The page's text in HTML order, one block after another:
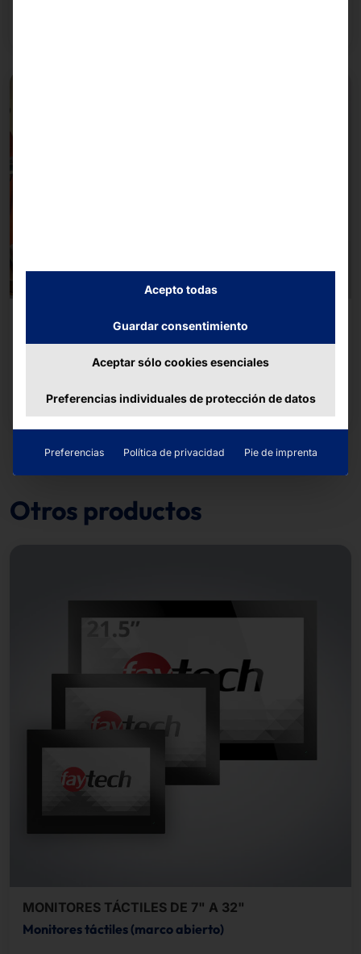
Encaja perfectamente en el cuadro
En todos aquellos lugares donde la apariencia
relevante.
Otros productos
MONITORES TÁCTILES DE 7" A 32"
Monitores táctiles (marco abierto)
Acepto todas
Guardar consentimiento
Aceptar sólo cookies esenciales
Preferencias individuales de protección de datos
Preferencias Política de privacidad Pie de imprenta